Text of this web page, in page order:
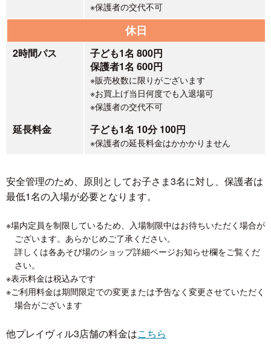
※保護者の交代不可
休日
2時間パス
子ども1名 800円
保護者1名 600円
※販売枚数に限りがございます
※お買上げ当日何度でも入退場可
※保護者の交代不可
延長料金 子ども1名 10分 100円
※保護者の延長料金はかかかりません
安全管理のため、原則としてお子さま3名に対し、保護者は
最低1名の入場が必要となります。
※場内定員を制限しているため、入場制限中はお待ちいただく場合が
ございます。あらかじめご了承ください。
詳しくは各あそび場のショップ詳細ページお知らせ欄をご覧くだ
さい。
※表示料金は税込みです
※ご利用料金は期間限定での変更または予告なく変更させていただく
場合がございます
他プレイヴィル3店舗の料金はこちら